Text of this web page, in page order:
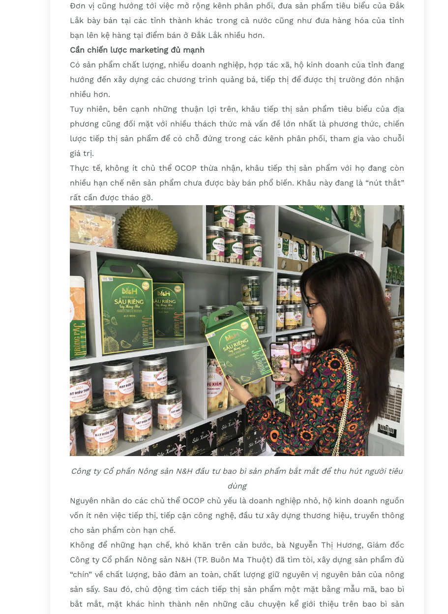
Đơn vị cũng hướng tới việc mở rộng kênh phân phối, đưa sản phẩm tiêu biểu của Đắk
Lắk bày bán tại các tỉnh thành khác trong cả nước cũng như đưa hàng hóa của tỉnh
bạn lên kệ hàng tại điểm bán ở Đắk Lắk nhiều hơn.
Cần chiến lược marketing đủ mạnh
Có sản phẩm chất lượng, nhiều doanh nghiệp, hợp tác xã, hộ kinh doanh của tỉnh đang
hướng đến xây dựng các chương trình quảng bá, tiếp thị để được thị trường đón nhận
nhiều hơn.
Tuy nhiên, bên cạnh những thuận lợi trên, khâu tiếp thị sản phẩm tiêu biểu của địa
phương cũng đối mặt với nhiều thách thức mà vấn đề lớn nhất là phương thức, chiến
lược tiếp thị sản phẩm để có chỗ đứng trong các kênh phân phối, tham gia vào chuỗi
giá trị.
Thực tế, không ít chủ thể OCOP thừa nhận, khâu tiếp thị sản phẩm với họ đang còn
nhiều hạn chế nên sản phẩm chưa được bày bán phổ biến. Khâu này đang là “nút thắt”
rất cần được tháo gỡ.
Công ty Cổ phần Nông sản N&H đầu tư bao bì sản phẩm bắt mắt để thu hút người tiêu
dùng
Nguyên nhân do các chủ thể OCOP chủ yếu là doanh nghiệp nhỏ, hộ kinh doanh nguồn
vốn ít nên việc tiếp thị, tiếp cận công nghệ, đầu tư xây dựng thương hiệu, truyền thông
cho sản phẩm còn hạn chế.
Không để những hạn chế, khó khăn trên cản bước, bà Nguyễn Thị Hương, Giám đốc
Công ty Cổ phần Nông sản N&H (TP. Buôn Ma Thuột) đã tìm tòi, xây dựng sản phẩm đủ
“chín” về chất lượng, bảo đảm an toàn, chất lượng giữ nguyên vị nguyên bản của nông
sản sấy. Sau đó, chủ động tìm cách tiếp thị sản phẩm một mặt bằng mẫu mã, bao bì
bắt mắt, mặt khác hình thành nên những câu chuyện kể giới thiệu trên bao bì sản